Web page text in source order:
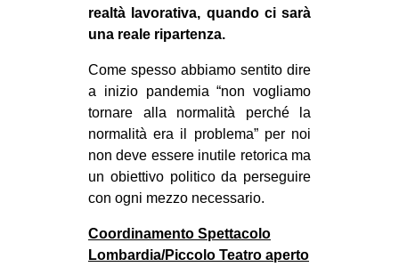
realtà lavorativa, quando ci sarà
una reale ripartenza.
Come spesso abbiamo sentito dire
a inizio pandemia “non vogliamo
tornare alla normalità perché la
normalità era il problema” per noi
non deve essere inutile retorica ma
un obiettivo politico da perseguire
con ogni mezzo necessario.
Coordinamento Spettacolo
Lombardia/Piccolo Teatro aperto